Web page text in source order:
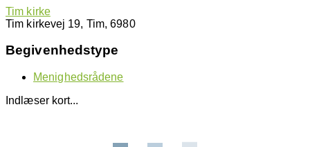
Tim kirke
Tim kirkevej 19, Tim, 6980
Begivenhedstype
Menighedsrådene
Indlæser kort...